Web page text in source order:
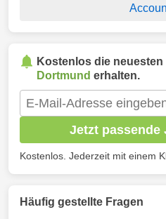
Kostenlos die neuesten
Dortmund erhalten.
Jetzt passende
Kostenlos. Jederzeit mit einem
Häufig gestellte Fragen